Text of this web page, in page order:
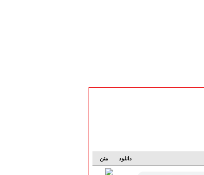
دانلود متن